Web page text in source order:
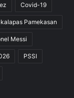
Covid-19
kalapas Pamekasan
Messi
PSSI